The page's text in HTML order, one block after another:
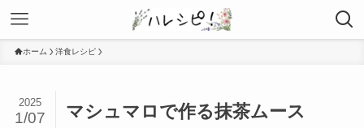
ホーム 洋食レシピ
マシュマロで作る抹茶ムース
2025
1/07